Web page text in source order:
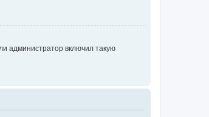
администратор включил такую